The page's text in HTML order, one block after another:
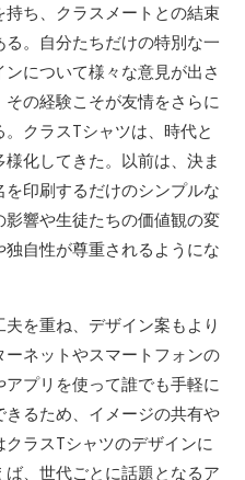
ち、クラスメートとの結束
。自分たちだけの特別な一
について様々な意見が出さ
の経験こそが友情をさらに
クラスTシャツは、時代と
化してきた。以前は、決ま
印刷するだけのシンプルな
響や生徒たちの価値観の変
自性が尊重されるようにな
を重ね、デザイン案もより
ネットやスマートフォンの
プリを使って誰でも手軽に
るため、イメージの共有や
ラスTシャツのデザインに
、世代ごとに話題となるア